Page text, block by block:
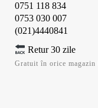
0751 118 834
0753 030 007
(021)4440841
Retur 30 zile
Gratuit în orice magazin